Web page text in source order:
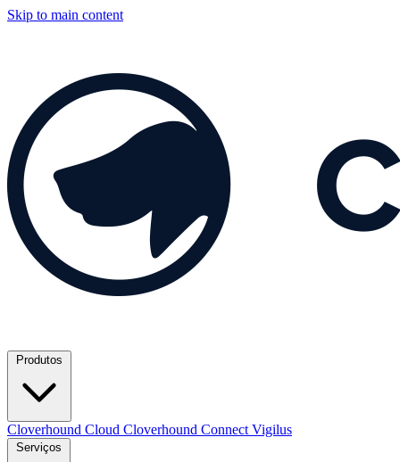
Skip to main content
Cloverhound Cloud Cloverhound Connect Vigilus